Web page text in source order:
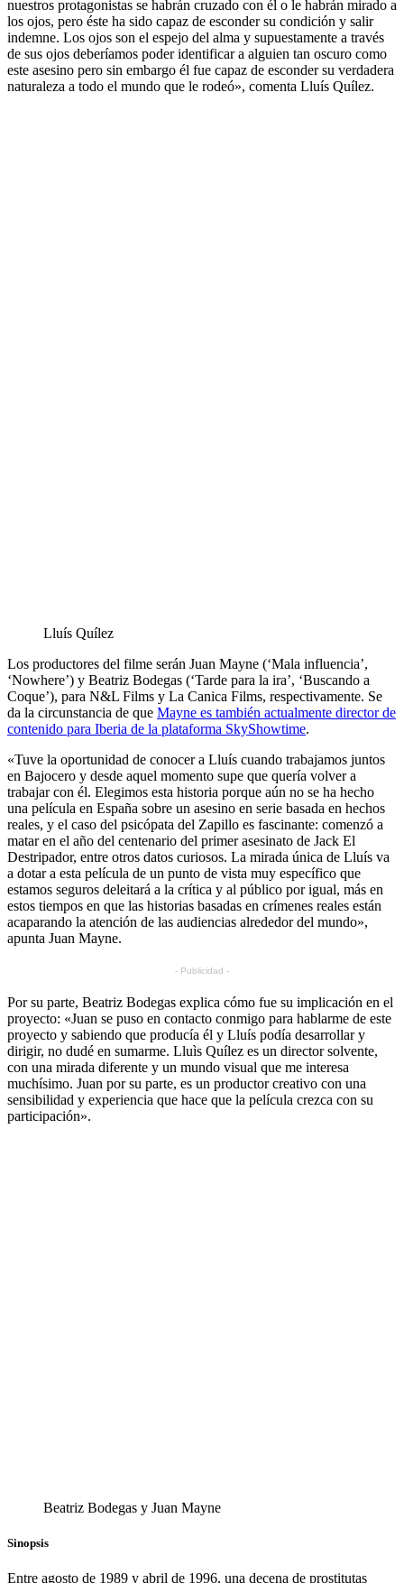
nuestros protagonistas se habrán cruzado con él o le habrán mirado a
los ojos, pero éste ha sido capaz de esconder su condición y salir
indemne. Los ojos son el espejo del alma y supuestamente a través
de sus ojos deberíamos poder identificar a alguien tan oscuro como
este asesino pero sin embargo él fue capaz de esconder su verdadera
naturaleza a todo el mundo que le rodeó», comenta Lluís Quílez.
Lluís Quílez
Los productores del filme serán Juan Mayne (‘Mala influencia’,
‘Nowhere’) y Beatriz Bodegas (‘Tarde para la ira’, ‘Buscando a
Coque’), para N&L Films y La Canica Films, respectivamente. Se
da la circunstancia de que Mayne es también actualmente director de
contenido para Iberia de la plataforma SkyShowtime.
«Tuve la oportunidad de conocer a Lluís cuando trabajamos juntos
en Bajocero y desde aquel momento supe que quería volver a
trabajar con él. Elegimos esta historia porque aún no se ha hecho
una película en España sobre un asesino en serie basada en hechos
reales, y el caso del psicópata del Zapillo es fascinante: comenzó a
matar en el año del centenario del primer asesinato de Jack El
Destripador, entre otros datos curiosos. La mirada única de Lluís va
a dotar a esta película de un punto de vista muy específico que
estamos seguros deleitará a la crítica y al público por igual, más en
estos tiempos en que las historias basadas en crímenes reales están
acaparando la atención de las audiencias alrededor del mundo»,
apunta Juan Mayne.
- Publicidad -
Por su parte, Beatriz Bodegas explica cómo fue su implicación en el
proyecto: «Juan se puso en contacto conmigo para hablarme de este
proyecto y sabiendo que producía él y Lluís podía desarrollar y
dirigir, no dudé en sumarme. Lluìs Quílez es un director solvente,
con una mirada diferente y un mundo visual que me interesa
muchísimo. Juan por su parte, es un productor creativo con una
sensibilidad y experiencia que hace que la película crezca con su
participación».
Beatriz Bodegas y Juan Mayne
Sinopsis
Entre agosto de 1989 y abril de 1996, una decena de prostitutas